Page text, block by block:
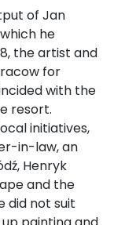
of Jan
he
the artist and
for
with the
resort.
initiatives,
in-law, an
Henryk
and the
did not suit